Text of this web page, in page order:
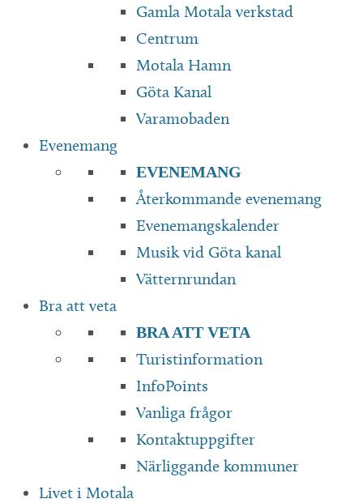
Gamla Motala verkstad
Centrum
Motala Hamn
Göta Kanal
Varamobaden
Evenemang
EVENEMANG
Återkommande evenemang
Evenemangskalender
Musik vid Göta kanal
Vätternrundan
Bra att veta
BRA ATT VETA
Turistinformation
InfoPoints
Vanliga frågor
Kontaktuppgifter
Närliggande kommuner
Livet i Motala